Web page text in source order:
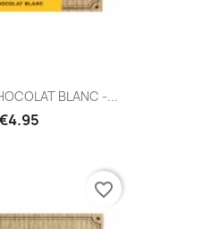
BLANC -...
favorite_border